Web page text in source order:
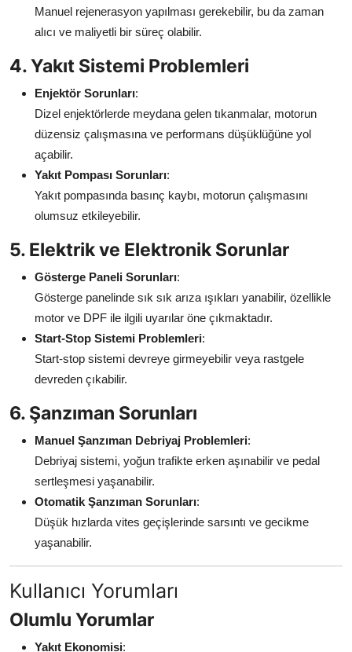
Manuel rejenerasyon yapılması gerekebilir, bu da zaman
alıcı ve maliyetli bir süreç olabilir.
4. Yakıt Sistemi Problemleri
Enjektör Sorunları:
Dizel enjektörlerde meydana gelen tıkanmalar, motorun
düzensiz çalışmasına ve performans düşüklüğüne yol
açabilir.
Yakıt Pompası Sorunları:
Yakıt pompasında basınç kaybı, motorun çalışmasını
olumsuz etkileyebilir.
5. Elektrik ve Elektronik Sorunlar
Gösterge Paneli Sorunları:
Gösterge panelinde sık sık arıza ışıkları yanabilir, özellikle
motor ve DPF ile ilgili uyarılar öne çıkmaktadır.
Start-Stop Sistemi Problemleri:
Start-stop sistemi devreye girmeyebilir veya rastgele
devreden çıkabilir.
6. Şanzıman Sorunları
Manuel Şanzıman Debriyaj Problemleri:
Debriyaj sistemi, yoğun trafikte erken aşınabilir ve pedal
sertleşmesi yaşanabilir.
Otomatik Şanzıman Sorunları:
Düşük hızlarda vites geçişlerinde sarsıntı ve gecikme
yaşanabilir.
Kullanıcı Yorumları
Olumlu Yorumlar
Yakıt Ekonomisi: